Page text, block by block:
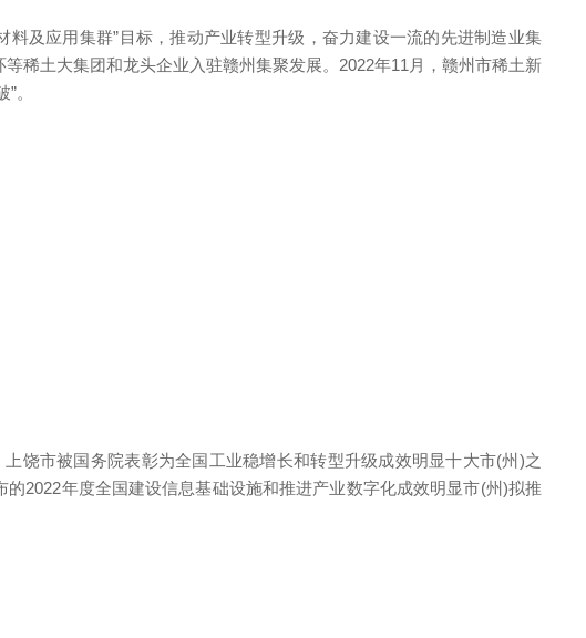
及应用集群”目标，推动产业转型升级，奋力建设一流的先进制造业集
稀土大集团和龙头企业入驻赣州集聚发展。2022年11月，赣州市稀土新
。
市被国务院表彰为全国工业稳增长和转型升级成效明显十大市(州)之
2022年度全国建设信息基础设施和推进产业数字化成效明显市(州)拟推